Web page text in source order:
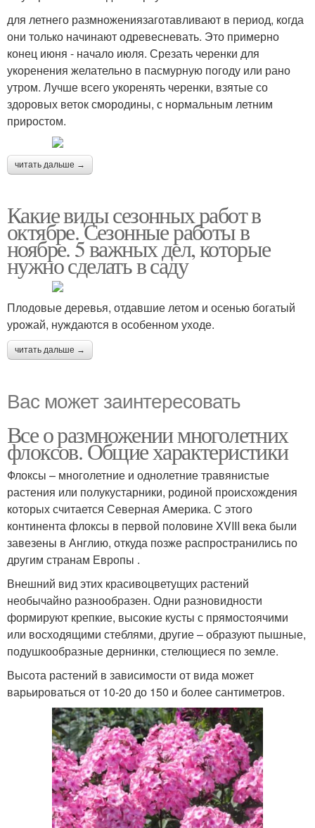
для летнего размножениязаготавливают в период, когда
они только начинают одревесневать. Это примерно
конец июня - начало июля. Срезать черенки для
укоренения желательно в пасмурную погоду или рано
утром. Лучше всего укоренять черенки, взятые со
здоровых веток смородины, с нормальным летним
приростом.
читать дальше →
Какие виды сезонных работ в
октябре. Сезонные работы в
ноябре. 5 важных дел, которые
нужно сделать в саду
Плодовые деревья, отдавшие летом и осенью богатый
урожай, нуждаются в особенном уходе.
читать дальше →
Вас может заинтересовать
Все о размножении многолетних
флоксов. Общие характеристики
Флоксы – многолетние и однолетние травянистые
растения или полукустарники, родиной происхождения
которых считается Северная Америка. С этого
континента флоксы в первой половине XVIII века были
завезены в Англию, откуда позже распространились по
другим странам Европы .
Внешний вид этих красивоцветущих растений
необычайно разнообразен. Одни разновидности
формируют крепкие, высокие кусты с прямостоячими
или восходящими стеблями, другие – образуют пышные,
подушкообразные дернинки, стелющиеся по земле.
Высота растений в зависимости от вида может
варьироваться от 10-20 до 150 и более сантиметров.